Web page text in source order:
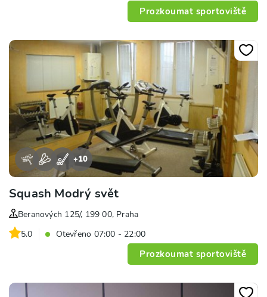
Prozkoumat sportoviště
+10
Squash Modrý svět
Beranových 125/, 199 00, Praha
5.0
Otevřeno 07:00 - 22:00
Prozkoumat sportoviště